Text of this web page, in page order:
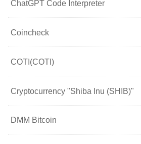
ChatGPT Code Interpreter
Coincheck
COTI(COTI)
Cryptocurrency "Shiba Inu (SHIB)"
DMM Bitcoin